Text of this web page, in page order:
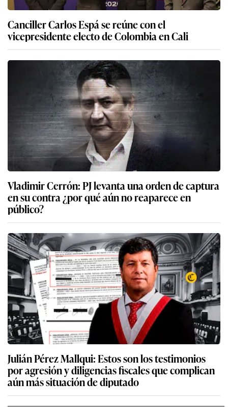
Canciller Carlos Espá se reúne con el
vicepresidente electo de Colombia en Cali
Vladimir Cerrón: PJ levanta una orden de captura
en su contra ¿por qué aún no reaparece en
público?
Julián Pérez Mallqui: Estos son los testimonios
por agresión y diligencias fiscales que complican
aún más situación de diputado